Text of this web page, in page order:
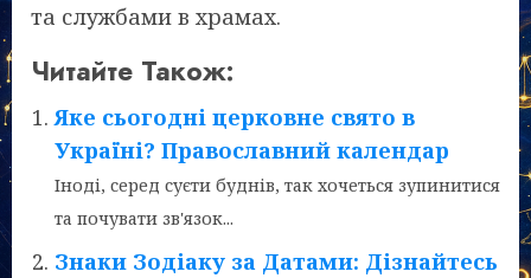
та службами в храмах.
Читайте Також:
Яке сьогодні церковне свято в
Україні? Православний календар
Іноді, серед суєти буднів, так хочеться зупинитися
та почувати зв'язок...
Знаки Зодіаку за Датами: Дізнайтесь